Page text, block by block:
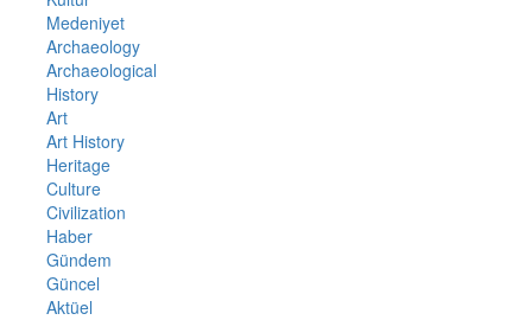
Medeniyet
Archaeology
Archaeological
History
Art
Art History
Heritage
Culture
Civilization
Haber
Gündem
Güncel
Aktüel